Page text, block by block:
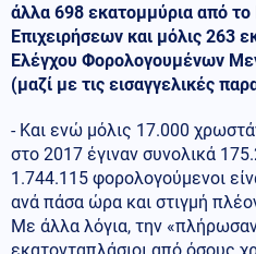
άλλα 698 εκατομμύρια από
Επιχειρήσεων και μόλις 263
Ελέγχου Φορολογουμένων
(μαζί με τις εισαγγελικές
- Και ενώ μόλις 17.000
στο 2017 έγιναν συνολικά
1.744.115 φορολογούμενοι
ανά πάσα ώρα και στιγμή
Με άλλα λόγια, την